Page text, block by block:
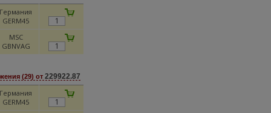
Германия
GERM45
MSC
GBNVAG
(29) от 229922.87
Германия
GERM45